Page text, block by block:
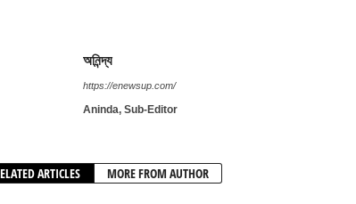
অনিন্দ্য
https://enewsup.com/
Aninda, Sub-Editor
ARTICLES MORE FROM AUTHOR